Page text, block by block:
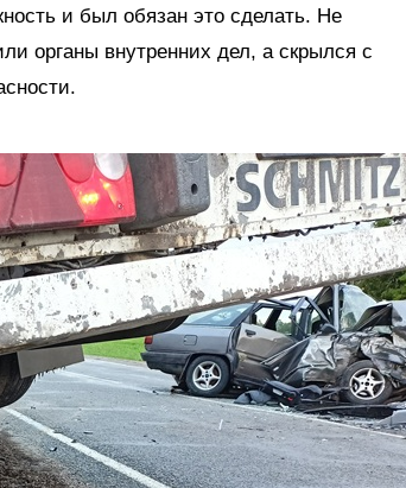
и был обязан это сделать. Не
органы внутренних дел, а скрылся с